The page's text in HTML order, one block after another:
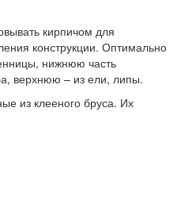
кирпичом для
конструкции. Оптимально
нижнюю часть
верхнюю – из ели, липы.
из клееного бруса. Их